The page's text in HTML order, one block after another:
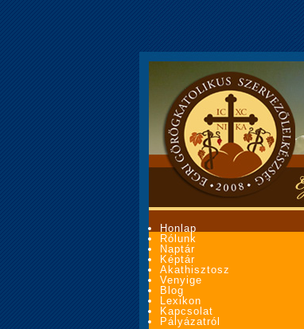
Honlap
Rólunk
Naptár
Képtár
Akathisztosz
Venyige
Blog
Lexikon
Kapcsolat
Pályázatról